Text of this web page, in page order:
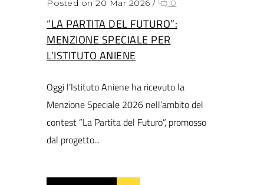
Posted on 20 Mar 2026 / 0
“LA PARTITA DEL FUTURO”:
MENZIONE SPECIALE PER
L’ISTITUTO ANIENE
Oggi l’Istituto Aniene ha ricevuto la
Menzione Speciale 2026 nell’ambito del
contest “La Partita del Futuro”, promosso
dal progetto...